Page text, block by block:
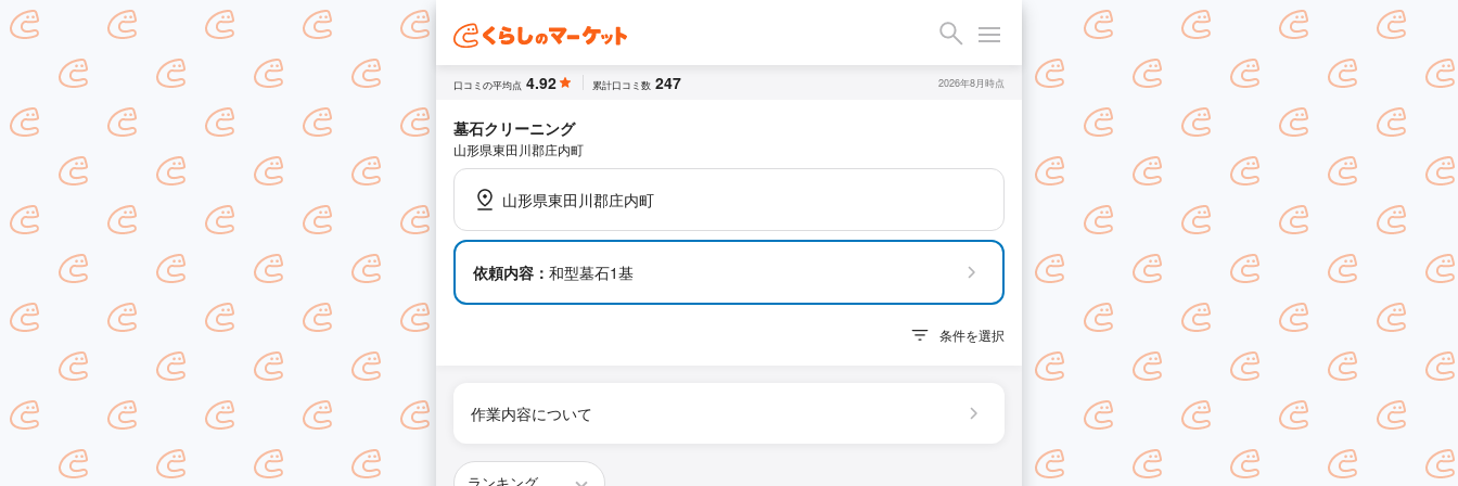
口コミの平均点 4.92 累計口コミ数 247 2026年8月時点
墓石クリーニング
山形県東田川郡庄内町
山形県東田川郡庄内町
依頼内容： 和型墓石1基
条件を選択
作業内容について